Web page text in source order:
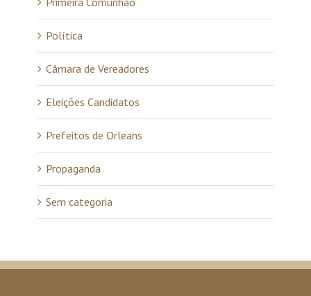
Política
Câmara de Vereadores
Eleições Candidatos
Prefeitos de Orleans
Propaganda
Sem categoria